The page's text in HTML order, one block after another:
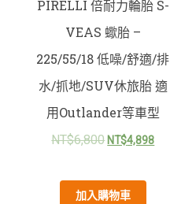
PIRELLI 倍耐力輪胎 S-
VEAS 蠍胎 –
225/55/18 低噪/舒適/排
水/抓地/SUV休旅胎 適
用Outlander等車型
NT$6,800 NT$4,898
加入購物車